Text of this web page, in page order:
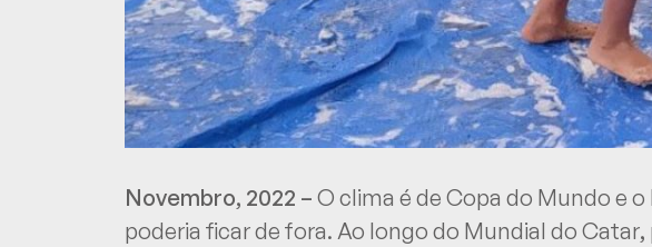
Novembro, 2022 – O clima é de Copa do Mundo e
poderia ficar de fora. Ao longo do Mundial do Catar,